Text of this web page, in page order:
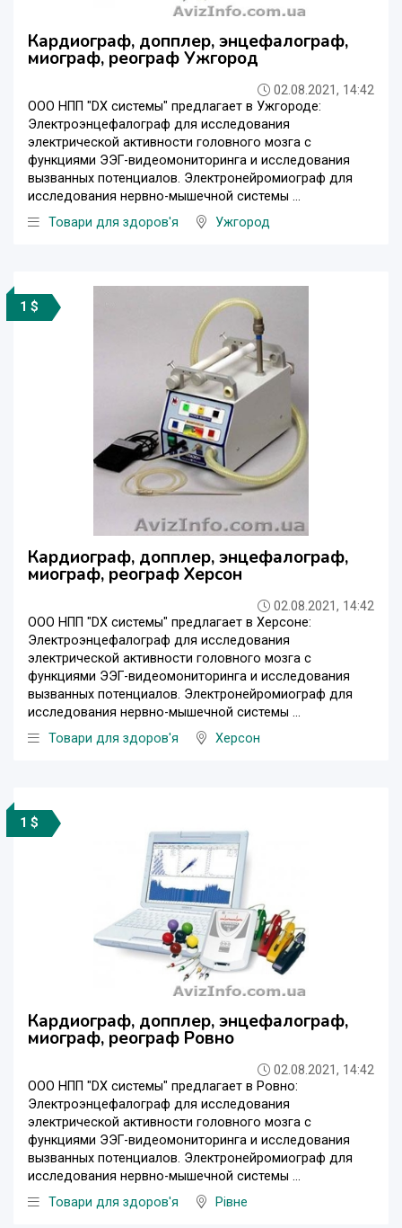
Кардиограф, допплер, энцефалограф,
миограф, реограф Ужгород
02.08.2021, 14:42
ООО НПП "DX системы" предлагает в Ужгороде:
Электроэнцефалограф для исследования
электрической активности головного мозга с
функциями ЭЭГ-видеомониторинга и исследования
вызванных потенциалов. Электронейромиограф для
исследования нервно-мышечной системы ...
Товари для здоров'я
Ужгород
1 $
Кардиограф, допплер, энцефалограф,
миограф, реограф Херсон
02.08.2021, 14:42
ООО НПП "DX системы" предлагает в Херсоне:
Электроэнцефалограф для исследования
электрической активности головного мозга с
функциями ЭЭГ-видеомониторинга и исследования
вызванных потенциалов. Электронейромиограф для
исследования нервно-мышечной системы ...
Товари для здоров'я
Херсон
1 $
Кардиограф, допплер, энцефалограф,
миограф, реограф Ровно
02.08.2021, 14:42
ООО НПП "DX системы" предлагает в Ровно:
Электроэнцефалограф для исследования
электрической активности головного мозга с
функциями ЭЭГ-видеомониторинга и исследования
вызванных потенциалов. Электронейромиограф для
исследования нервно-мышечной системы ...
Товари для здоров'я
Рівне